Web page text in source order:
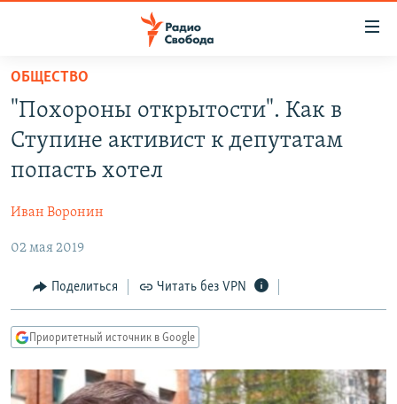
упрощенного
доступа
Вернуться
основному
Вернутся
навигации
Вернутся
поиску
ПРОГРАММЫ
ПОДКАСТЫ
АВТОРСКИЕ ПРОЕКТЫ
МНЕНИЯ
КУЛЬТУРА
IDEL.РЕАЛИИ
СЕВЕР.РЕАЛИИ
СИБИРЬ.РЕАЛИИ
ОБЩЕСТВО
"Похороны открытости". Как в
Ступине активист к депутатам
попасть хотел
Иван Воронин
02 мая 2019
Поделиться Читать без VPN
Приоритетный источник в Google